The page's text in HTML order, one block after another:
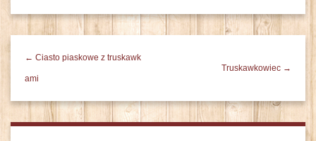
← Ciasto piaskowe z truskawk
ami
Truskawkowiec →